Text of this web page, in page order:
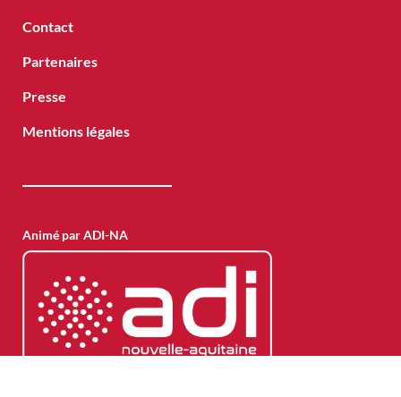
Contact
Partenaires
Presse
Mentions légales
Animé par ADI-NA